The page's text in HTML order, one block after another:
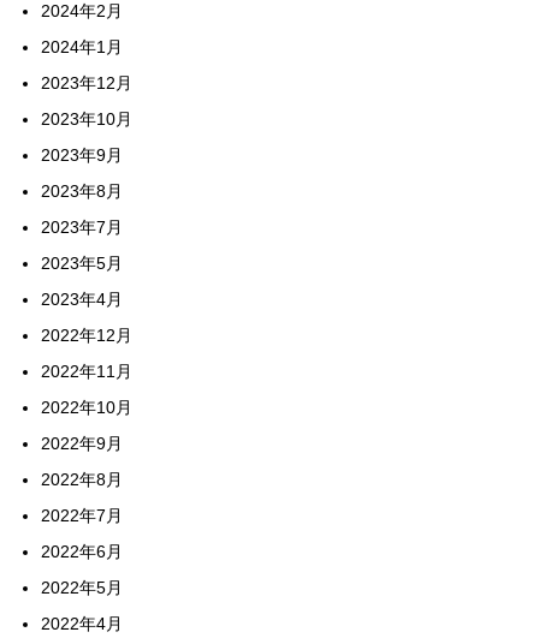
2024年2月
2024年1月
2023年12月
2023年10月
2023年9月
2023年8月
2023年7月
2023年5月
2023年4月
2022年12月
2022年11月
2022年10月
2022年9月
2022年8月
2022年7月
2022年6月
2022年5月
2022年4月